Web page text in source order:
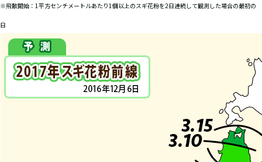
※飛散開始：1平方センチメートルあたり1個以上のスギ花粉を2日連続して観測した場合の最初の
日